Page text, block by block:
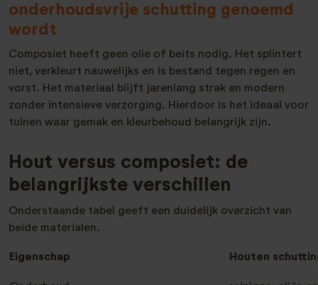
onderhoudsvrije schutting genoemd
wordt
Composiet heeft geen olie of beits nodig. Het splintert
niet, verkleurt nauwelijks en is bestand tegen regen en
vorst. Het materiaal blijft jarenlang strak en modern
zonder intensieve verzorging. Hierdoor is het ideaal voor
tuinen waar gemak en kleurbehoud belangrijk zijn.
Hout versus composiet: de
belangrijkste verschillen
Onderstaande tabel geeft een duidelijk overzicht van
beide materialen.
Eigenschap Houten